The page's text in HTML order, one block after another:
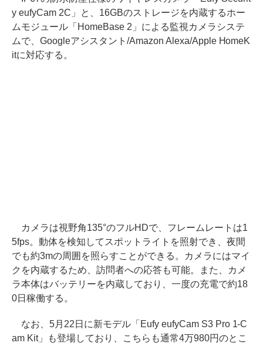
y eufyCam 2C」と、16GBのストレージを内蔵するホー
ムモジュール「HomeBase 2」による監視カメラシステ
ムで、Googleアシスタント/Amazon Alexa/Apple HomeK
itに対応する。
カメラは視野角135°のフルHDで、フレームレートは1
5fps。動体を検知してスポットライトを照射でき、夜間
でも約3mの周囲を照らすことができる。カメラにはマイ
クを内蔵するため、訪問者への応答も可能。また、カメ
ラ本体はバッテリーを内蔵しており、一度の充電で約18
0日稼働する。
なお、5月22日に新モデル「Eufy eufyCam S3 Pro 1-C
am Kit」も登場しており、こちらも通常4万980円のとこ